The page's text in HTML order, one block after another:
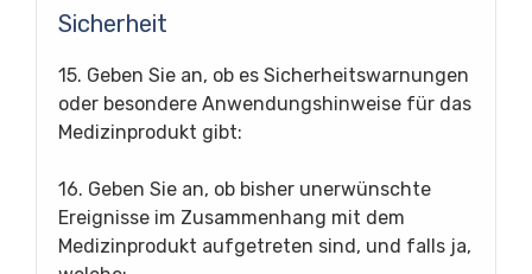
Sicherheit
15. Geben Sie an, ob es Sicherheitswarnungen
oder besondere Anwendungshinweise für das
Medizinprodukt gibt:
16. Geben Sie an, ob bisher unerwünschte
Ereignisse im Zusammenhang mit dem
Medizinprodukt aufgetreten sind, und falls ja,